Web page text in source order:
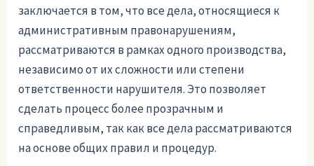
заключается в том, что все дела, относящиеся к
административным правонарушениям,
рассматриваются в рамках одного производства,
независимо от их сложности или степени
ответственности нарушителя. Это позволяет
сделать процесс более прозрачным и
справедливым, так как все дела рассматриваются
на основе общих правил и процедур.